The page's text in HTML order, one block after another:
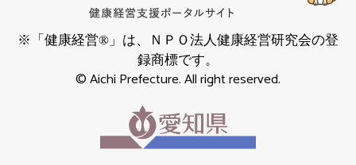
※「健康経営®」は、ＮＰＯ法人健康経営研究会の登
録商標です。
© Aichi Prefecture. All right reserved.